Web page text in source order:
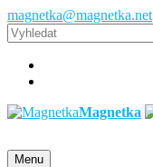
magnetka@magnetka.net
Magnetka
Menu